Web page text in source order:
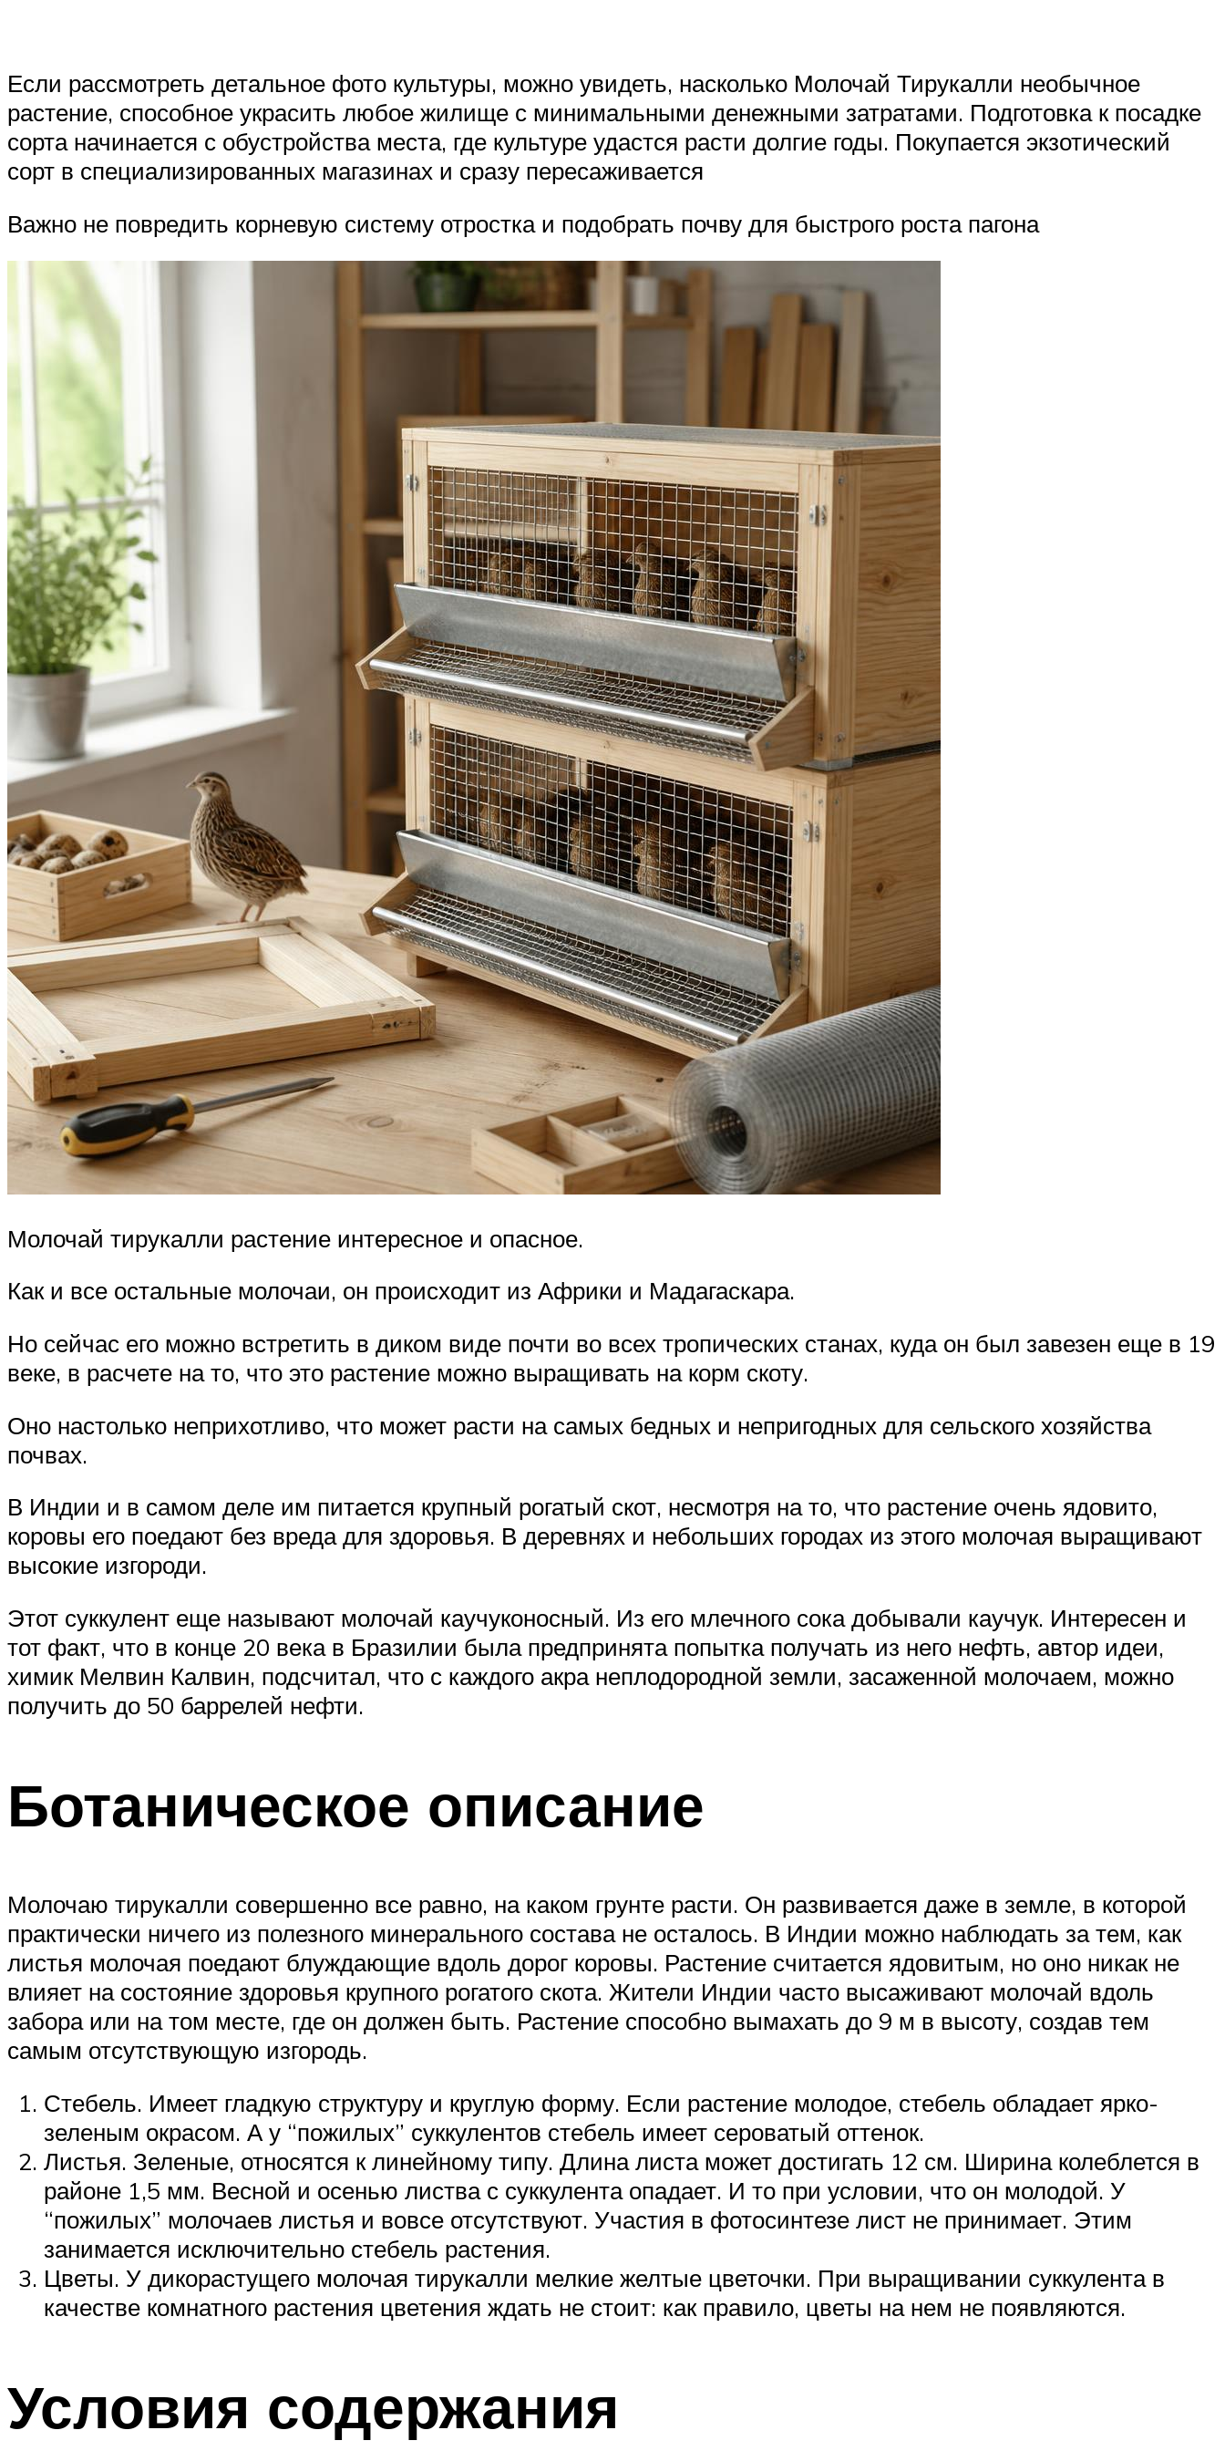
Если рассмотреть детальное фото культуры, можно увидеть, насколько Молочай Тирукалли необычное
растение, способное украсить любое жилище с минимальными денежными затратами. Подготовка к посадке
сорта начинается с обустройства места, где культуре удастся расти долгие годы. Покупается экзотический
сорт в специализированных магазинах и сразу пересаживается
Важно не повредить корневую систему отростка и подобрать почву для быстрого роста пагона
Молочай тирукалли растение интересное и опасное.
Как и все остальные молочаи, он происходит из Африки и Мадагаскара.
Но сейчас его можно встретить в диком виде почти во всех тропических станах, куда он был завезен еще в 19
веке, в расчете на то, что это растение можно выращивать на корм скоту.
Оно настолько неприхотливо, что может расти на самых бедных и непригодных для сельского хозяйства
почвах.
В Индии и в самом деле им питается крупный рогатый скот, несмотря на то, что растение очень ядовито,
коровы его поедают без вреда для здоровья. В деревнях и небольших городах из этого молочая выращивают
высокие изгороди.
Этот суккулент еще называют молочай каучуконосный. Из его млечного сока добывали каучук. Интересен и
тот факт, что в конце 20 века в Бразилии была предпринята попытка получать из него нефть, автор идеи,
химик Мелвин Калвин, подсчитал, что с каждого акра неплодородной земли, засаженной молочаем, можно
получить до 50 баррелей нефти.
Ботаническое описание
Молочаю тирукалли совершенно все равно, на каком грунте расти. Он развивается даже в земле, в которой
практически ничего из полезного минерального состава не осталось. В Индии можно наблюдать за тем, как
листья молочая поедают блуждающие вдоль дорог коровы. Растение считается ядовитым, но оно никак не
влияет на состояние здоровья крупного рогатого скота. Жители Индии часто высаживают молочай вдоль
забора или на том месте, где он должен быть. Растение способно вымахать до 9 м в высоту, создав тем
самым отсутствующую изгородь.
Стебель. Имеет гладкую структуру и круглую форму. Если растение молодое, стебель обладает ярко-
зеленым окрасом. А у “пожилых” суккулентов стебель имеет сероватый оттенок.
Листья. Зеленые, относятся к линейному типу. Длина листа может достигать 12 см. Ширина колеблется в
районе 1,5 мм. Весной и осенью листва с суккулента опадает. И то при условии, что он молодой. У
“пожилых” молочаев листья и вовсе отсутствуют. Участия в фотосинтезе лист не принимает. Этим
занимается исключительно стебель растения.
Цветы. У дикорастущего молочая тирукалли мелкие желтые цветочки. При выращивании суккулента в
качестве комнатного растения цветения ждать не стоит: как правило, цветы на нем не появляются.
Условия содержания